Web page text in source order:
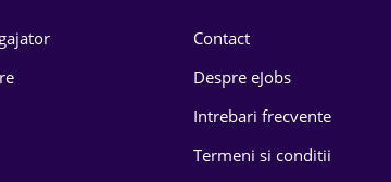
Contact
Despre eJobs
Intrebari frecvente
Termeni si conditii